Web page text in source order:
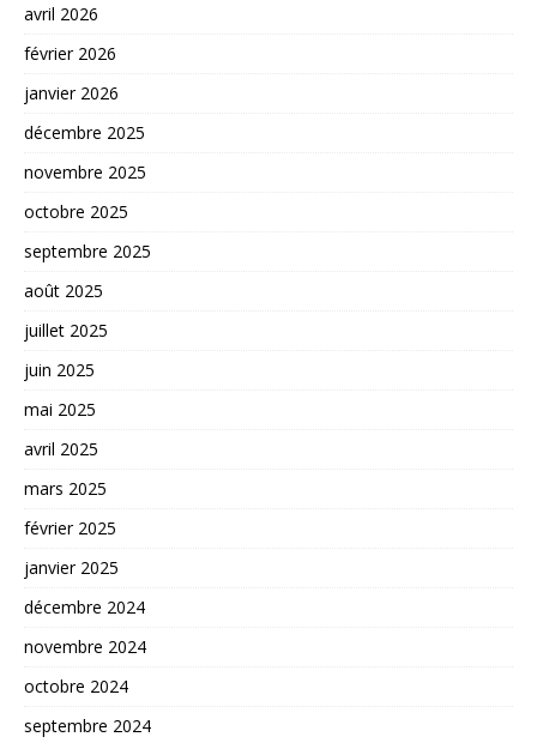
avril 2026
février 2026
janvier 2026
décembre 2025
novembre 2025
octobre 2025
septembre 2025
août 2025
juillet 2025
juin 2025
mai 2025
avril 2025
mars 2025
février 2025
janvier 2025
décembre 2024
novembre 2024
octobre 2024
septembre 2024